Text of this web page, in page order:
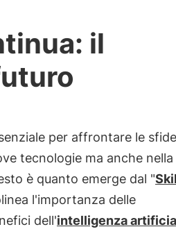
il
per affrontare le sfide
tecnologie ma anche nella
è quanto emerge dal "
l'importanza delle
dell'intelligenza